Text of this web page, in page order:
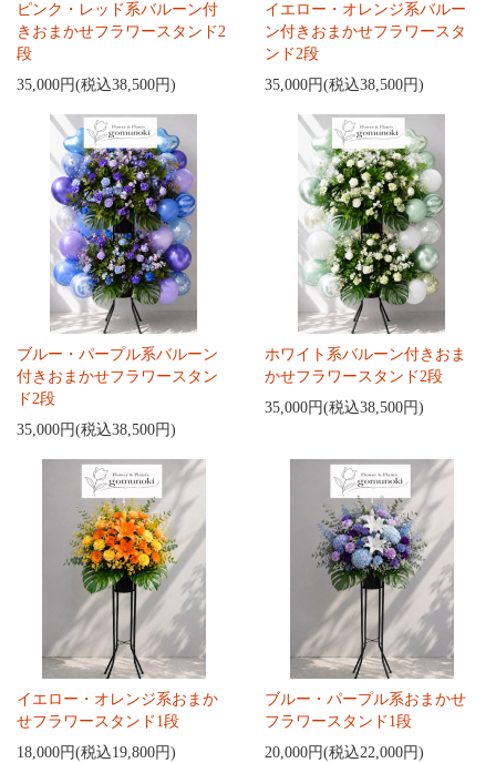
ピンク・レッド系バルーン付
きおまかせフラワースタンド2
段
35,000円(税込38,500円)
イエロー・オレンジ系バルー
ン付きおまかせフラワースタ
ンド2段
35,000円(税込38,500円)
ブルー・パープル系バルーン
付きおまかせフラワースタン
ド2段
35,000円(税込38,500円)
ホワイト系バルーン付きおま
かせフラワースタンド2段
35,000円(税込38,500円)
イエロー・オレンジ系おまか
せフラワースタンド1段
18,000円(税込19,800円)
ブルー・パープル系おまかせ
フラワースタンド1段
20,000円(税込22,000円)